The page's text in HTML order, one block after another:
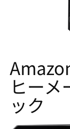
ヒーメ
ック